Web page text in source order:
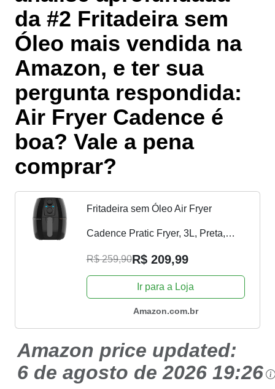
da #2 Fritadeira sem
Óleo mais vendida na
Amazon, e ter sua
pergunta respondida:
Air Fryer Cadence é
boa? Vale a pena
comprar?
Fritadeira sem Óleo Air Fryer
Cadence Pratic Fryer, 3L, Preta,
110V, FRT515
R$ 259,90R$ 209,99
Ir para a Loja
Amazon.com.br
Amazon price updated:
6 de agosto de 2026 19:26